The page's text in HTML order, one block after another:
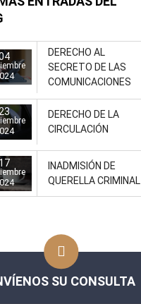
DERECHO AL
SECRETO DE LAS
COMUNICACIONES
DERECHO DE LA
CIRCULACIÓN
17
INADMISIÓN DE
QUERELLA CRIMINAL
SU CONSULTA